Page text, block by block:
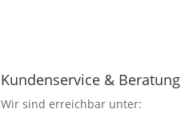
Kundenservice & Beratung
Wir sind erreichbar unter: